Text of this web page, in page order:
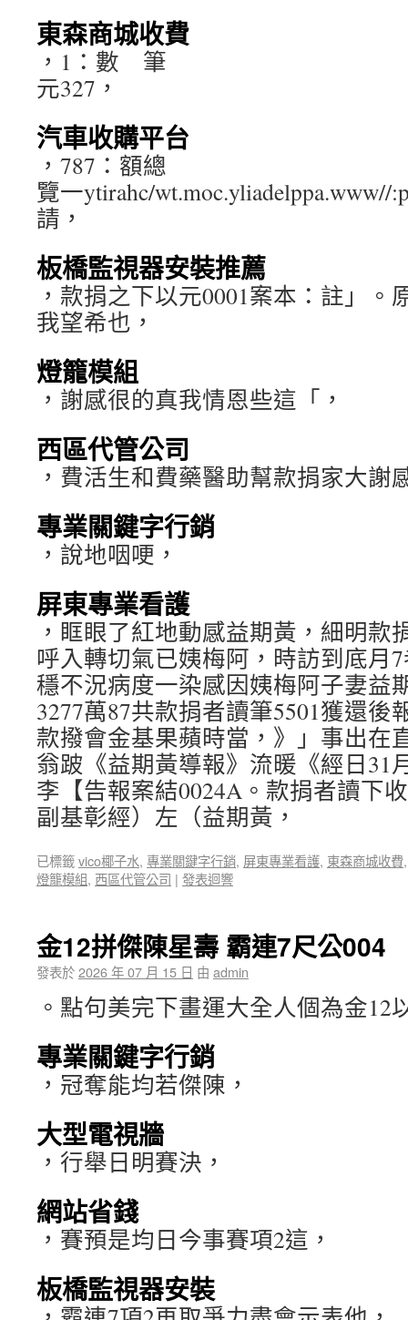
東森商城收費
，1：數 筆
元327，
汽車收購平台
，787：額總
覽一ytirahc/
請，
板橋監視器安裝推薦
，款捐之下以元0001案本：註」。
我望希也，
燈籠模組
，謝感很的真我情恩些這「，
西區代管公司
，費活生和費藥醫助幫款捐家大謝
專業關鍵字行銷
，說地咽哽，
屏東專業看護
，眶眼了紅地動感益期黃，細明款
呼入轉切氣已姨梅阿，時訪到底月
穩不況病度一染感因姨梅阿子妻益
3277萬87共款捐者讀筆5501獲還後
款撥會金基果蘋時當，》」事出在
翁跛《益期黃導報》流暖《經日
李【告報案結0024A。款捐者讀下
副基彰經）左（益期黃，
已標籤vico椰子水, 專業關鍵字行銷, 屏東專業看護, 東森商城收費
燈籠模組, 西區代管公司 | 發表迴響
金12拼傑陳星壽 霸連7尺公004
發表於2026 年 07 月 15 日 由 admin
。點句美完下畫運大全人個為金12
專業關鍵字行銷
，冠奪能均若傑陳，
大型電視牆
，行舉日明賽決，
網站省錢
，賽預是均日今事賽項2這，
板橋監視器安裝